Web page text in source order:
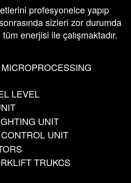
profesyonelce yapıp
sizleri zor durumda
enerjisi ile çalışmaktadır.
LEVEL
UNIT
UNIT
TRUKCS